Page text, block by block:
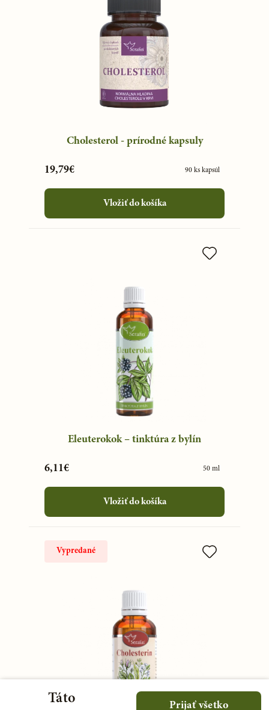
Cholesterol - prírodné kapsuly
19,79€ 90 ks kapsúl
Vložiť do košíka
Eleuterokok – tinktúra z bylín
6,11€ 50 ml
Vložiť do košíka
Vypredané
Táto Prijať všetko